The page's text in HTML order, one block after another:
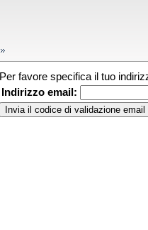
Per favore specifica il tuo
Indirizzo email: